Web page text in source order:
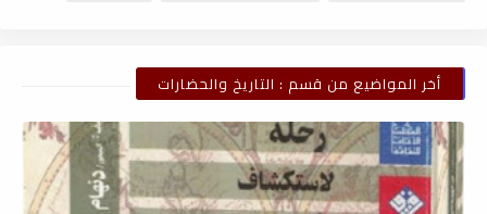
أخر المواضيع من قسم : التاريخ والحضارات